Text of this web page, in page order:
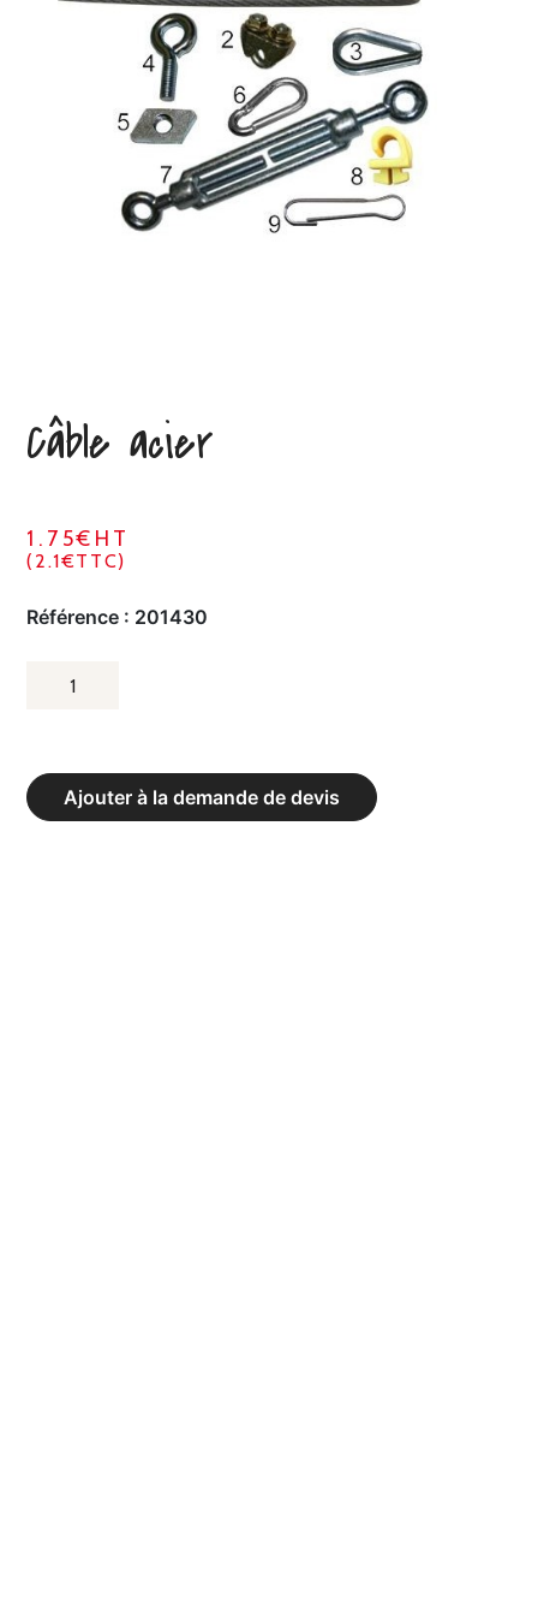
Câble acier
1.75€HT
(2.1€TTC)
Référence : 201430
Ajouter à la demande de devis
QUANTITÉ
ACIER